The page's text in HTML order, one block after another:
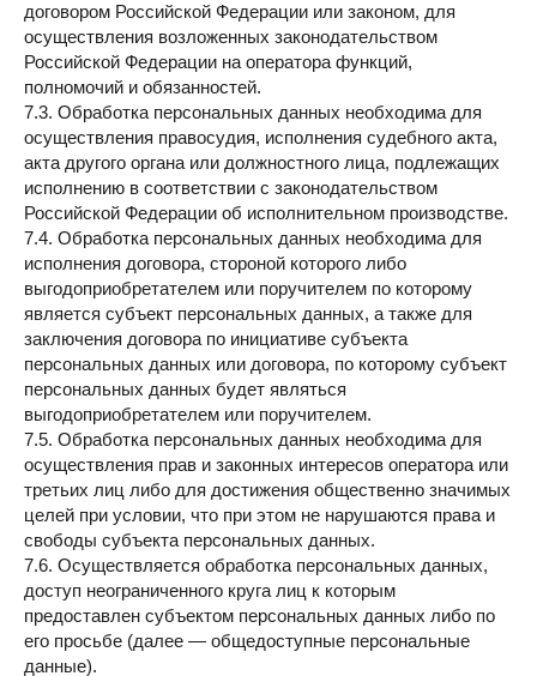
договором Российской Федерации или законом, для
осуществления возложенных законодательством
Российской Федерации на оператора функций,
полномочий и обязанностей.
7.3. Обработка персональных данных необходима для
осуществления правосудия, исполнения судебного акта,
акта другого органа или должностного лица, подлежащих
исполнению в соответствии с законодательством
Российской Федерации об исполнительном производстве.
7.4. Обработка персональных данных необходима для
исполнения договора, стороной которого либо
выгодоприобретателем или поручителем по которому
является субъект персональных данных, а также для
заключения договора по инициативе субъекта
персональных данных или договора, по которому субъект
персональных данных будет являться
выгодоприобретателем или поручителем.
7.5. Обработка персональных данных необходима для
осуществления прав и законных интересов оператора или
третьих лиц либо для достижения общественно значимых
целей при условии, что при этом не нарушаются права и
свободы субъекта персональных данных.
7.6. Осуществляется обработка персональных данных,
доступ неограниченного круга лиц к которым
предоставлен субъектом персональных данных либо по
его просьбе (далее — общедоступные персональные
данные).